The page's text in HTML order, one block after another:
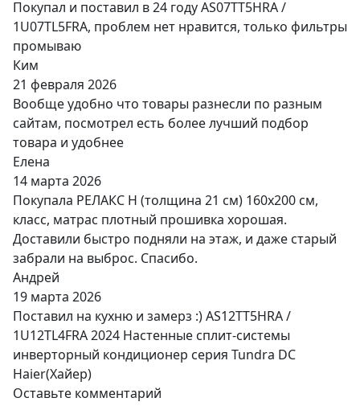
Покупал и поставил в 24 году AS07TT5HRA /
1U07TL5FRA, проблем нет нравится, только фильтры
промываю
Ким
21 февраля 2026
Вообще удобно что товары разнесли по разным
сайтам, посмотрел есть более лучший подбор
товара и удобнее
Елена
14 марта 2026
Покупала РЕЛАКС Н (толщина 21 см) 160х200 см,
класс, матрас плотный прошивка хорошая.
Доставили быстро подняли на этаж, и даже старый
забрали на выброс. Спасибо.
Андрей
19 марта 2026
Поставил на кухню и замерз :) AS12TT5HRA /
1U12TL4FRA 2024 Настенные сплит-системы
инверторный кондиционер серия Tundra DC
Haier(Хайер)
Оставьте комментарий